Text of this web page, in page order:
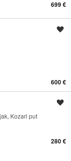
699 €
600 €
Kozari put
280 €